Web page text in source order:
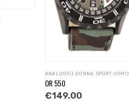
ANALOGICI, DONNA, SPORT, UOMO
OR 550
€149.00